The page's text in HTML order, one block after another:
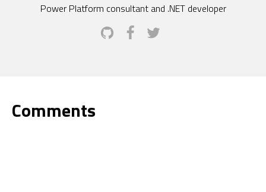
Power Platform consultant and .NET developer
Comments